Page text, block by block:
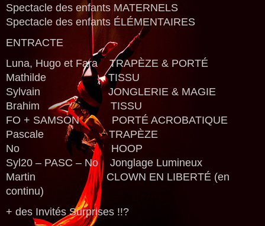
Spectacle des enfants MATERNELS
Spectacle des enfants ÉLÉMENTAIRES
ENTRACTE
Luna, Hugo et Fara TRAPÈZE & PORTÉ
Mathilde TISSU
Sylvain JONGLERIE & MAGIE
Brahim TISSU
FO + SAMSON PORTÉ ACROBATIQUE
Pascale TRAPÈZE
No HOOP
Syl20 – PASC – No Jonglage Lumineux
Martin CLOWN EN LIBERTÉ (en
continu)
+ des Invités Surprises !!?